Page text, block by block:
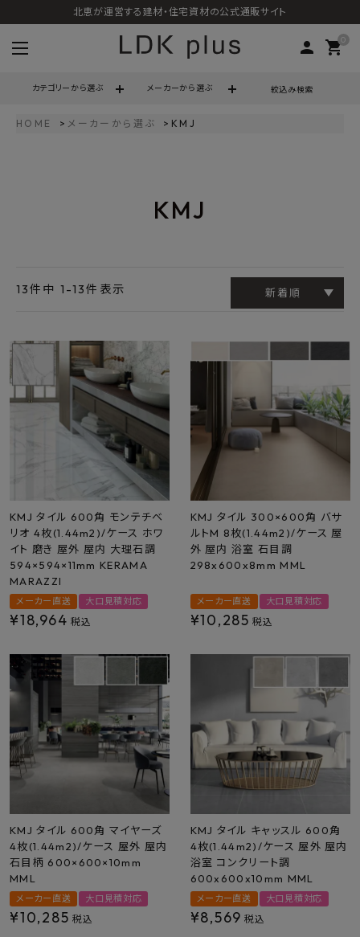
北恵が運営する建材・住宅資材の公式通販サイト
person 0
shopping_cart
カテゴリーから選ぶ メーカーから選ぶ 絞込み検索
ようこそ ゲスト 様
最近チェックした商品
FAX注文はこちらから
カテゴリーから選ぶ
メーカーから選ぶ
ご利用ガイド
よくあるご質問
メルマガ登録
特定商取引法について
プライバシーポリシー
HOME メーカーから選ぶ KMJ
KMJ
新着順
13件中 1 -13件表示
KMJ タイル 600角 モンテチベ
リオ 4枚(1.44m2)/ケース ホワ
イト 磨き 屋外 屋内 大理石調
594×594×11mm KERAMA
MARAZZI
メーカー直送 大口見積対応
¥18,964 税込
KMJ タイル 300×600角 バサ
ルトM 8枚(1.44m2)/ケース 屋
外 屋内 浴室 石目調
298x600x8mm MML
メーカー直送 大口見積対応
¥10,285 税込
KMJ タイル 600角 マイヤーズ
4枚(1.44m2)/ケース 屋外 屋内
石目柄 600×600×10mm
MML
メーカー直送 大口見積対応
¥10,285 税込
KMJ タイル キャッスル 600角
4枚(1.44m2)/ケース 屋外 屋内
浴室 コンクリート調
600x600x10mm MML
メーカー直送 大口見積対応
¥8,569 税込